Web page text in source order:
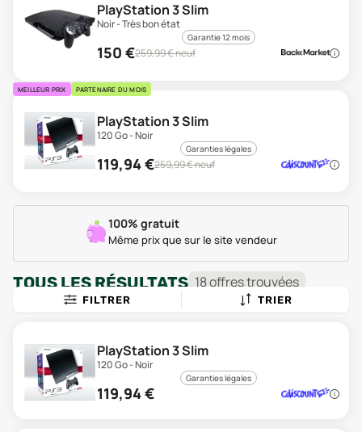
PlayStation 3 Slim
Noir - Très bon état
Garantie 12 mois
150 €259,99€ neuf
MEILLEUR PRIX PARTENAIRE DU MOIS
PlayStation 3 Slim
120 Go - Noir
Garanties légales
119,94€259,99€ neuf
100% gratuit
Même prix que sur le site vendeur
TOUS LES RÉSULTATS 18offrestrouvées
FILTRER TRIER
PlayStation 3 Slim
120 Go - Noir
Garanties légales
119,94€